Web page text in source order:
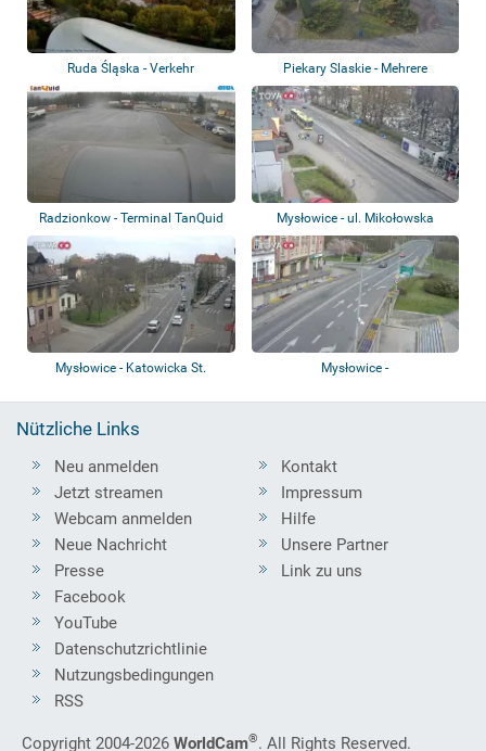
Ruda Śląska - Verkehr
Piekary Slaskie - Mehrere
Webcams
Radzionkow - Terminal TanQuid
Radzionków
Mysłowice - ul. Mikołowska
Mysłowice - Katowicka St.
Mysłowice -
Nützliche Links
Neu anmelden
Jetzt streamen
Webcam anmelden
Neue Nachricht
Presse
Kontakt
Impressum
Hilfe
Unsere Partner
Link zu uns
Facebook
YouTube
Datenschutzrichtlinie
Nutzungsbedingungen
RSS
Copyright 2004-2026 WorldCam®. All Rights Reserved.